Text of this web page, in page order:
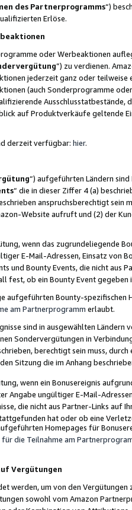
des Partnerprogramms“)
Erlöse.
oder Werbeaktionen
”) zu verdienen.
jederzeit ganz oder
(auch Sonderprogramme
Ausschlusstatbestände,
auf Produktverkäufe geltende
derzeit verfügbar: hier.
“) aufgeführten Ländern
“ die in dieser Ziffer 4 (a)
anspruchsberechtigt sein
Website aufruft und (2) der
wenn das zugrundeliegende
E-Mail-Adressen, Einsatz von
und Bounty Events, die nicht
fest, ob ein Bounty Event
aufgeführten Bounty-spezifischen
am Partnerprogramm erlaubt.
sind in ausgewählten Ländern
Sondervergütungen in
berechtigt sein muss,
Sitzung die im Anhang
wenn ein Bonusereignis
Angabe ungültiger E-Mail-
die nicht aus Partner-Links auf
hat oder ob eine
Homepages für
für die Teilnahme am
Vergütungen
werden, um von den
sowohl vom Amazon